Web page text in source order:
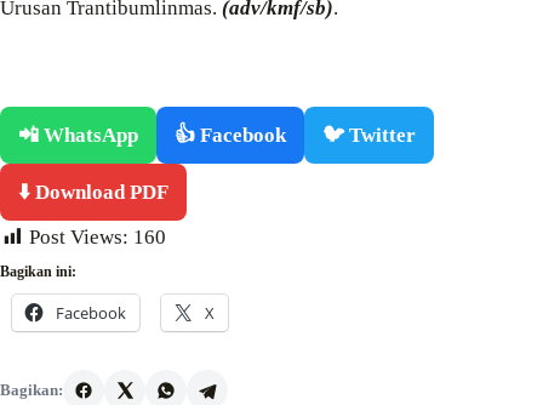
Urusan Trantibumlinmas. (adv/kmf/sb).
📲 WhatsApp 👍 Facebook 🐦 Twitter
⬇️ Download PDF
Post Views: 160
Bagikan ini:
Facebook X
Bagikan: